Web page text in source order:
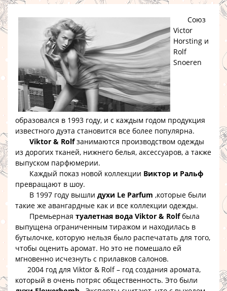
Союз
Victor
Horsting и
Rolf
Snoeren
образовался в 1993 году, и с каждым годом продукция
известного дуэта становится все более популярна.
Viktor & Rolfзанимаются производством одежды
из дорогих тканей, нижнего белья, аксессуаров, а также
выпуском парфюмерии.
Каждый показ новой коллекции Виктор и Ральф
превращают в шоу.
В 1997 году вышли духи Le Parfum ,которые были
такие же авангардные как и все коллекции одежды.
Премьерная туалетная вода Viktor & Rolfбыла
выпущена ограниченным тиражом и находилась в
бутылочке, которую нельзя было распечатать для того,
чтобы оценить аромат. Но это не помешало ей
мгновенно исчезнуть с прилавков салонов.
2004 год для Viktor & Rolf – год создания аромата,
который в очень потряс общественность. Это были